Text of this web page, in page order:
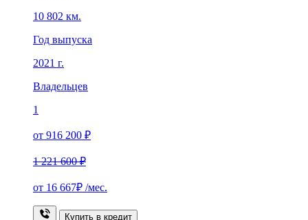
10 802 км.
Год выпуска
2021 г.
Владельцев
1
от 916 200 ₽
1 221 600 ₽
от 16 667₽ /мес.
Купить в кредит